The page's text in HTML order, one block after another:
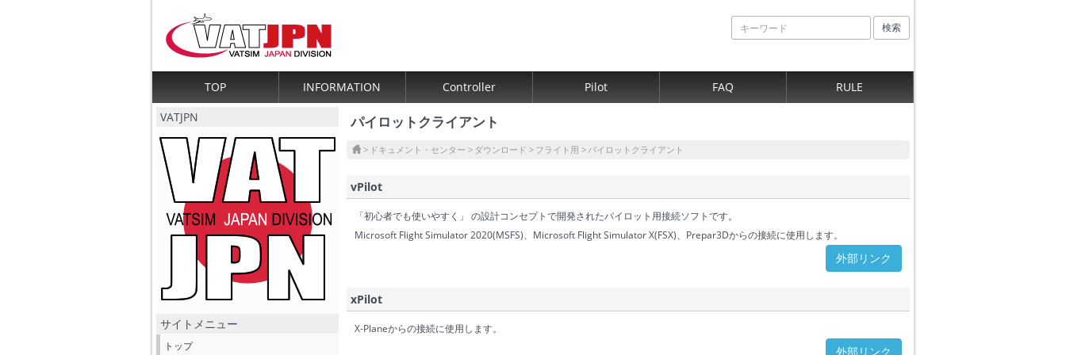
検索
TOP INFORMATION Controller Pilot FAQ
RULE
VATJPN
サイトメニュー
トップ
パイロットクライアント
ドキュメント・センター ダウンロード フライト用 パイロットクライアント
vPilot
「初心者でも使いやすく」 の設計コンセプトで開発されたパイロット用接続ソフトです。
Microsoft Flight Simulator 2020(MSFS)、Microsoft Flight Simulator X(FSX)、Prepar3Dからの接続に使用します。
外部リンク
xPilot
X-Planeからの接続に使用します。
外部リンク